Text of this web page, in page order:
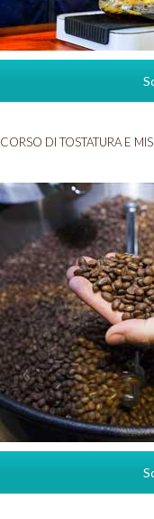
CORSO DI TOSTATURA E